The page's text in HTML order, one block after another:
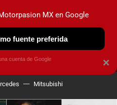
NUEVO
HOY NO CIRCULA
Mitsubishi
×
MX en Google
fuente preferida
cuenta de Google